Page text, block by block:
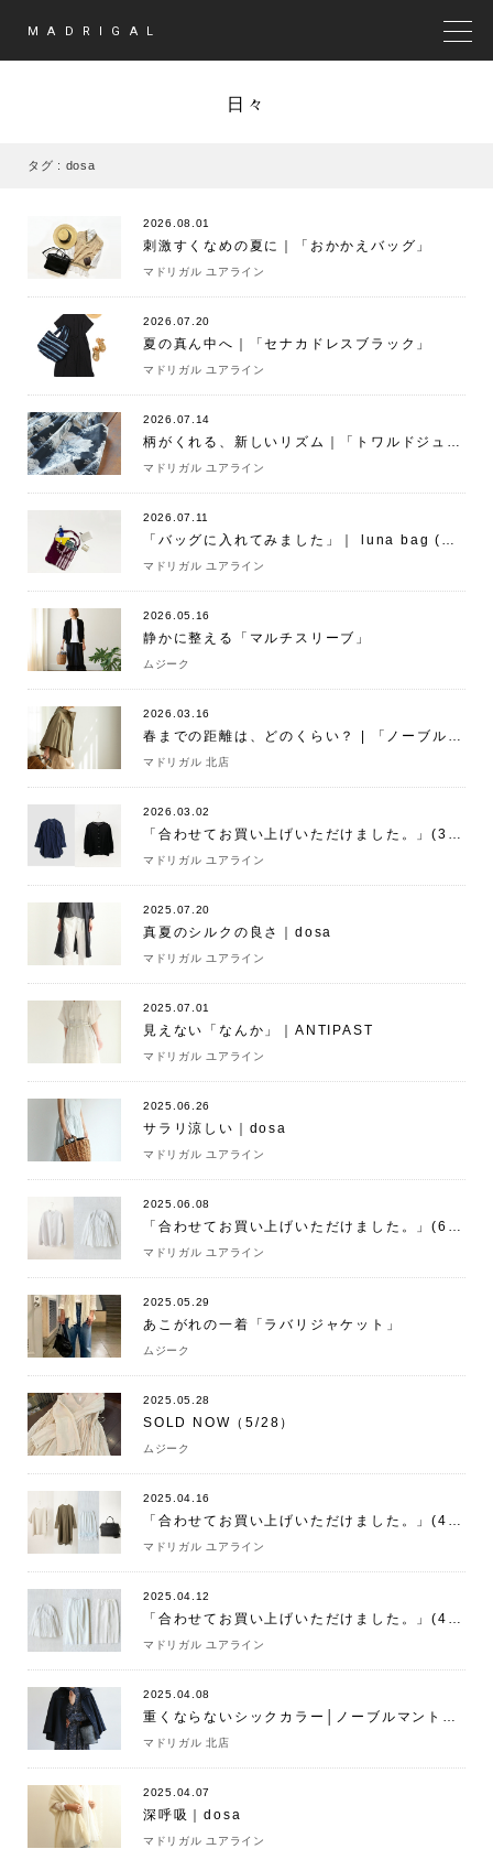
MADRIGAL
日々
タグ : dosa
2026.08.01
刺激すくなめの夏に｜「おかかえバッグ」
マドリガル ユアライン
2026.07.20
夏の真ん中へ｜「セナカドレスブラック」
マドリガル ユアライン
2026.07.14
柄がくれる、新しいリズム｜「トワルドジュイパンツ」
マドリガル ユアライン
2026.07.11
「バッグに入れてみました」｜ luna bag (ルナバッグ)（dosa）
マドリガル ユアライン
2026.05.16
静かに整える「マルチスリーブ」
ムジーク
2026.03.16
春までの距離は、どのくらい？ | 「ノーブルマント」
マドリガル 北店
2026.03.02
「合わせてお買い上げいただけました。」(3/2)
マドリガル ユアライン
2025.07.20
真夏のシルクの良さ｜dosa
マドリガル ユアライン
2025.07.01
見えない「なんか」｜ANTIPAST
マドリガル ユアライン
2025.06.26
サラリ涼しい｜dosa
マドリガル ユアライン
2025.06.08
「合わせてお買い上げいただけました。」(6/8)
マドリガル ユアライン
2025.05.29
あこがれの一着「ラバリジャケット」
ムジーク
2025.05.28
SOLD NOW（5/28）
ムジーク
2025.04.16
「合わせてお買い上げいただけました。」(4/16)
マドリガル ユアライン
2025.04.12
「合わせてお買い上げいただけました。」(4/12)
マドリガル ユアライン
2025.04.08
重くならないシックカラー│ノーブルマント ネイビー
マドリガル 北店
2025.04.07
深呼吸｜dosa
マドリガル ユアライン